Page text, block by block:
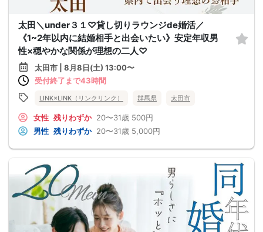
太田＼under３１♡貸し切りラウンジde婚活／
《1~2年以内に結婚相手と出会いたい》安定年収男
性×穏やかな関係が理想の二人♡
太田市 | 8月8日(土) 13:00〜
受付終了まで43時間
LINK×LINK（リンクリンク） 群馬県 太田市
女性 残りわずか 20〜31歳 500円
男性 残りわずか 20〜31歳 5,000円